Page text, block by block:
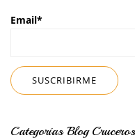
Email*
Categorías Blog Cruceros